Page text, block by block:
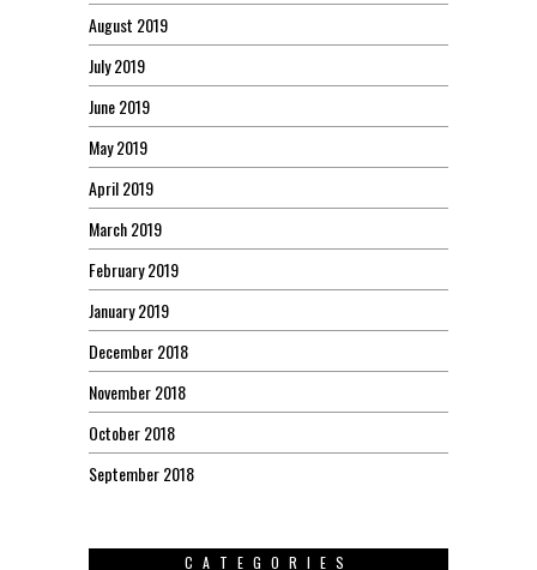
August 2019
July 2019
June 2019
May 2019
April 2019
March 2019
February 2019
January 2019
December 2018
November 2018
October 2018
September 2018
CATEGORIES